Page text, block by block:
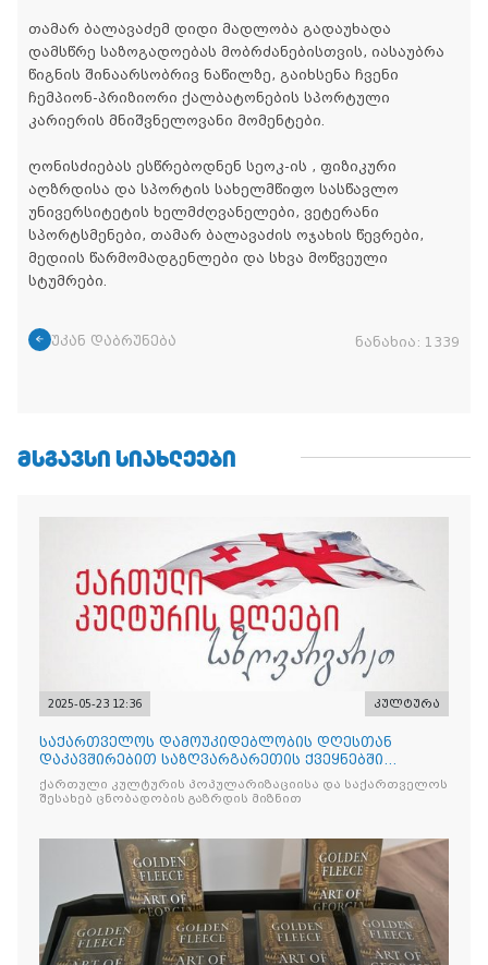
თამარ ბალავაძემ დიდი მადლობა გადაუხადა
დამსწრე საზოგადოებას მობრძანებისთვის, იასაუბრა
წიგნის შინაარსობრივ ნაწილზე, გაიხსენა ჩვენი
ჩემპიონ-პრიზიორი ქალბატონების სპორტული
კარიერის მნიშვნელოვანი მომენტები.
ღონისძიებას ესწრებოდნენ სეოკ-ის , ფიზიკური
აღზრდისა და სპორტის სახელმწიფო სასწავლო
უნივერსიტეტის ხელმძღვანელები, ვეტერანი
სპორტსმენები, თამარ ბალავაძის ოჯახის წევრები,
მედიის წარმომადგენლები და სხვა მოწვეული
სტუმრები.
უკან დაბრუნება ნანახია: 1339
ᲛᲡᲒᲐᲕᲡᲘ ᲡᲘᲐᲮᲚᲔᲔᲑᲘ
2025-05-23 12:36 კულტურა
საქართველოს დამოუკიდებლობის დღესთან
დაკავშირებით საზღვარგარეთის ქვეყნებში
ქართული კულტურის დღეები აღ
ქართული კულტურის პოპულარიზაციისა და საქართველოს
შესახებ ცნობადობის გაზრდის მიზნით